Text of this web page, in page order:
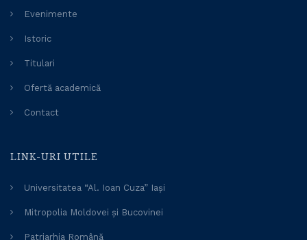
Evenimente
Istoric
Titulari
Ofertă academică
Contact
LINK-URI UTILE
Universitatea “Al. Ioan Cuza” Iași
Mitropolia Moldovei și Bucovinei
Patriarhia Română